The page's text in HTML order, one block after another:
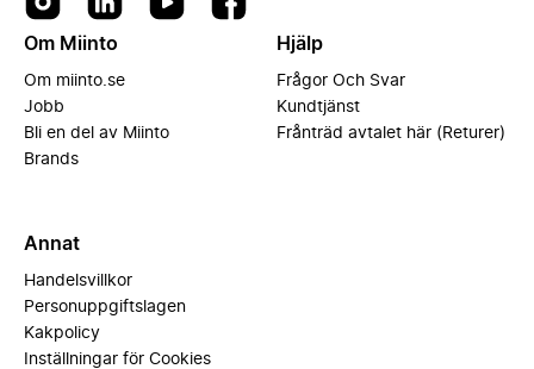
Om Miinto
Om miinto.se
Jobb
Bli en del av Miinto
Brands
Hjälp
Frågor Och Svar
Kundtjänst
Frånträd avtalet här (Returer)
Annat
Handelsvillkor
Personuppgiftslagen
Kakpolicy
Inställningar för Cookies